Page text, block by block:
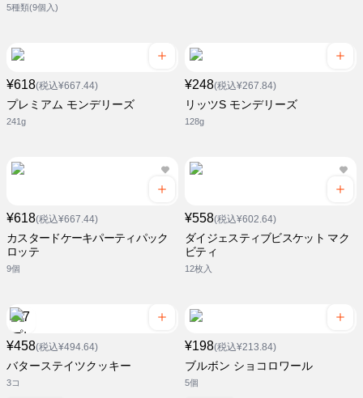
5種類(9個入)
¥618(税込¥667.44)
プレミアム モンデリーズ
241g
¥248(税込¥267.84)
リッツS モンデリーズ
128g
¥618(税込¥667.44)
カスタードケーキパーティパック
ロッテ
9個
¥558(税込¥602.64)
ダイジェスティブビスケット マク
ビティ
12枚入
¥458(税込¥494.64)
バターステイツクッキー
3コ
¥198(税込¥213.84)
ブルボン ショコロワール
5個